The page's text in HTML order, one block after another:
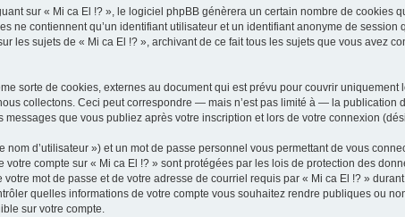
sur « Mi ca El !? », le logiciel phpBB génèrera un certain nombre de cookies
ne contiennent qu’un identifiant utilisateur et un identifiant anonyme de session
sujets de « Mi ca El !? », archivant de ce fait tous les sujets que vous avez
sorte de cookies, externes au document qui est prévu pour couvrir
collectons. Ceci peut correspondre — mais n’est pas limité à — la publication
que vous publiez après votre inscription et lors de votre connexion
d’utilisateur ») et un mot de passe personnel vous permettant de vous
compte sur « Mi ca El !? » sont protégées par les lois de protection des
mot de passe et de votre adresse de courriel requis par « Mi ca El !? »
quelles informations de votre compte vous souhaitez rendre publiques ou
sur votre compte.